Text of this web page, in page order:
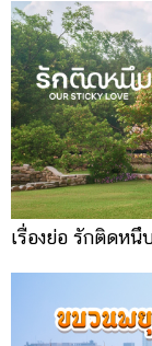
เรื่องย่อ รักติดหนึ